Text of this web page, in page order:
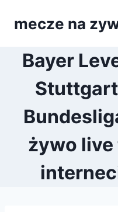
mecze na
Bayer
żywo